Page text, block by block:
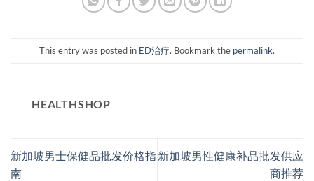
This entry was posted in ED治疗. Bookmark the permalink.
HEALTHSHOP
新加坡男士保健品批发价格指
南
新加坡男性健康补品批发供应
商推荐